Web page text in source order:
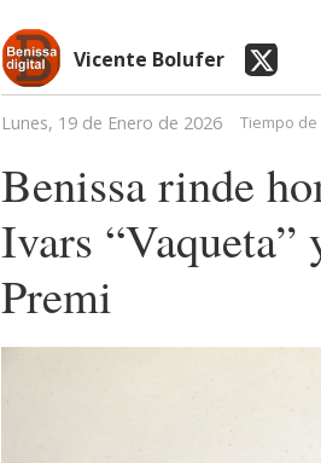
Vicente Bolufer
Lunes, 19 de Enero de 2026 Tiempo de
Benissa rinde
Ivars “Vaqueta”
Premi